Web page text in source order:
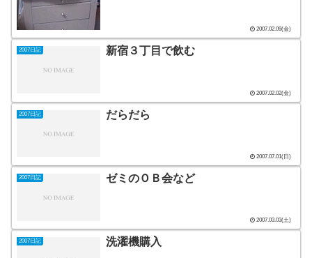
2007.02.09(金)
2007日記 新宿３丁目で飲む
2007.02.02(金)
2007日記 だらだら
2007.07.01(日)
2007日記 ゼミのＯＢ会など
2007.03.03(土)
2007日記 洗濯機購入